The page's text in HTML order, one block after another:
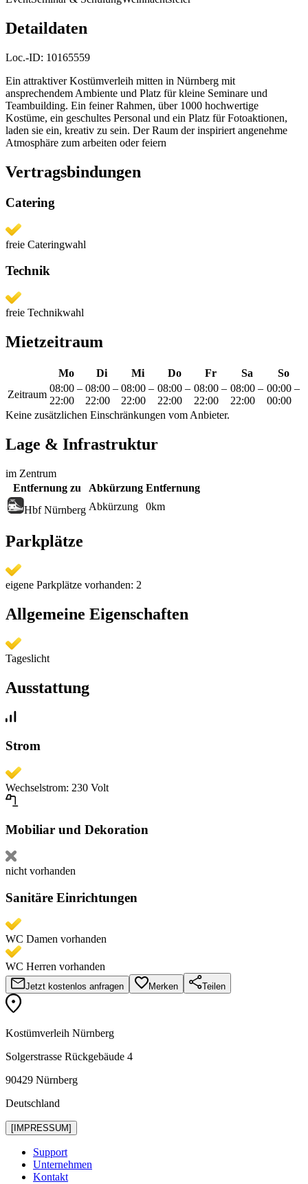
Detaildaten
Loc.-ID: 10165559
Ein attraktiver Kostümverleih mitten in Nürnberg mit
ansprechendem Ambiente und Platz für kleine Seminare und
Teambuilding. Ein feiner Rahmen, über 1000 hochwertige
Kostüme, ein geschultes Personal und ein Platz für Fotoaktionen,
laden sie ein, kreativ zu sein. Der Raum der inspiriert angenehme
Atmosphäre zum arbeiten oder feiern
Vertragsbindungen
Catering
freie Cateringwahl
Technik
freie Technikwahl
Mietzeitraum
Mo Di Mi Do Fr Sa
So
Zeitraum
08:00 –
22:00
08:00 –
22:00
08:00 –
22:00
08:00 –
22:00
08:00 –
22:00
08:00 –
22:00
00:00 –
00:00
Keine zusätzlichen Einschränkungen vom Anbieter.
Lage & Infrastruktur
im Zentrum
Entfernung zu
Abkürzung Entfernung
Hbf Nürnberg Abkürzung 0km
Parkplätze
eigene Parkplätze vorhanden: 2
Allgemeine Eigenschaften
Tageslicht
Ausstattung
Strom
Wechselstrom: 230 Volt
Mobiliar und Dekoration
nicht vorhanden
Sanitäre Einrichtungen
WC Damen vorhanden
WC Herren vorhanden
Jetzt kostenlos anfragen Merken Teilen
Kostümverleih Nürnberg
Solgerstrasse Rückgebäude 4
90429 Nürnberg
Deutschland
[IMPRESSUM]
Support
Unternehmen
Kontakt